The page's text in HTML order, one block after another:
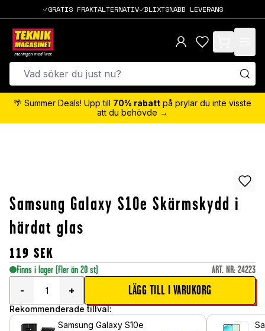
GRATIS FRAKTALTERNATIV BLIXTSNABB LEVERANS
items in cart,
🌴 Summer Deals! Upp till 70% rabatt på prylar du inte visste
att du behövde →
Samsung Galaxy S10e Skärmskydd i
härdat glas
119 SEK
Finns i lager (Fler än 20 st) ART. NR: 24223
-
+ LÄGG TILL I VARUKORG
Rekommenderade tillval:
Samsung Galaxy S10e